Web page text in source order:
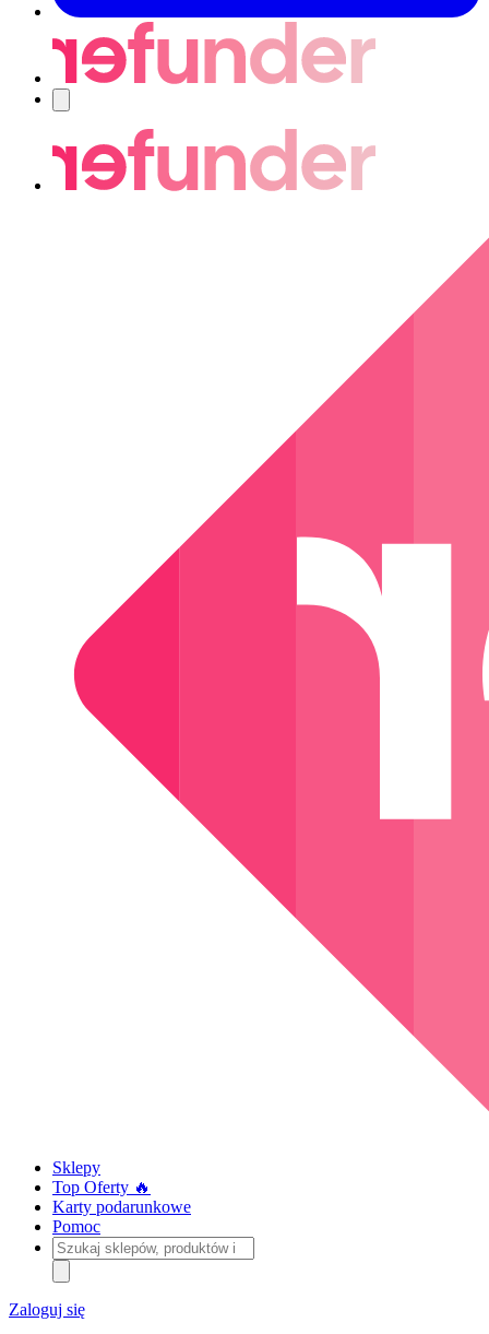
Sklepy
Top Oferty 🔥
Karty podarunkowe
Pomoc
Szukaj
sklepów,
produktów
i
kategorii
Zaloguj się